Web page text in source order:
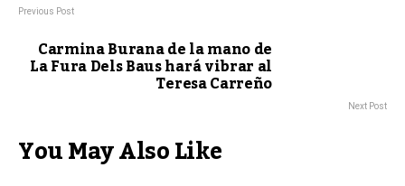
Previous Post
Carmina Burana de la mano de
La Fura Dels Baus hará vibrar al
Teresa Carreño
Next Post
You May Also Like